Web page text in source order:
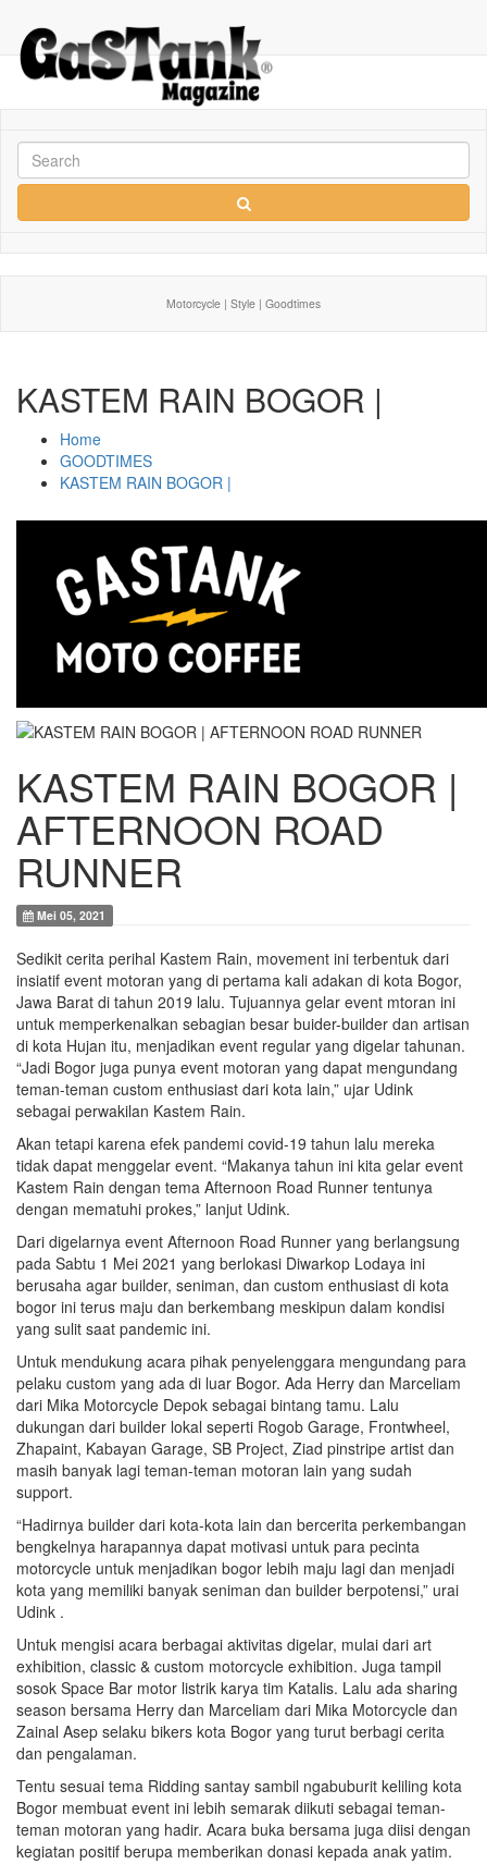
Motorcycle | Style | Goodtimes
KASTEM RAIN BOGOR |
Home
GOODTIMES
KASTEM RAIN BOGOR |
KASTEM RAIN BOGOR |
AFTERNOON ROAD
RUNNER
Mei 05, 2021
Sedikit cerita perihal Kastem Rain, movement ini terbentuk dari
insiatif event motoran yang di pertama kali adakan di kota Bogor,
Jawa Barat di tahun 2019 lalu. Tujuannya gelar event mtoran ini
untuk memperkenalkan sebagian besar buider-builder dan artisan
di kota Hujan itu, menjadikan event regular yang digelar tahunan.
“Jadi Bogor juga punya event motoran yang dapat mengundang
teman-teman custom enthusiast dari kota lain,” ujar Udink
sebagai perwakilan Kastem Rain.
Akan tetapi karena efek pandemi covid-19 tahun lalu mereka
tidak dapat menggelar event. “Makanya tahun ini kita gelar event
Kastem Rain dengan tema Afternoon Road Runner tentunya
dengan mematuhi prokes,” lanjut Udink.
Dari digelarnya event Afternoon Road Runner yang berlangsung
pada Sabtu 1 Mei 2021 yang berlokasi Diwarkop Lodaya ini
berusaha agar builder, seniman, dan custom enthusiast di kota
bogor ini terus maju dan berkembang meskipun dalam kondisi
yang sulit saat pandemic ini.
Untuk mendukung acara pihak penyelenggara mengundang para
pelaku custom yang ada di luar Bogor. Ada Herry dan Marceliam
dari Mika Motorcycle Depok sebagai bintang tamu. Lalu
dukungan dari builder lokal seperti Rogob Garage, Frontwheel,
Zhapaint, Kabayan Garage, SB Project, Ziad pinstripe artist dan
masih banyak lagi teman-teman motoran lain yang sudah
support.
“Hadirnya builder dari kota-kota lain dan bercerita perkembangan
bengkelnya harapannya dapat motivasi untuk para pecinta
motorcycle untuk menjadikan bogor lebih maju lagi dan menjadi
kota yang memiliki banyak seniman dan builder berpotensi,” urai
Udink .
Untuk mengisi acara berbagai aktivitas digelar, mulai dari art
exhibition, classic & custom motorcycle exhibition. Juga tampil
sosok Space Bar motor listrik karya tim Katalis. Lalu ada sharing
season bersama Herry dan Marceliam dari Mika Motorcycle dan
Zainal Asep selaku bikers kota Bogor yang turut berbagi cerita
dan pengalaman.
Tentu sesuai tema Ridding santay sambil ngabuburit keliling kota
Bogor membuat event ini lebih semarak diikuti sebagai teman-
teman motoran yang hadir. Acara buka bersama juga diisi dengan
kegiatan positif berupa memberikan donasi kepada anak yatim.